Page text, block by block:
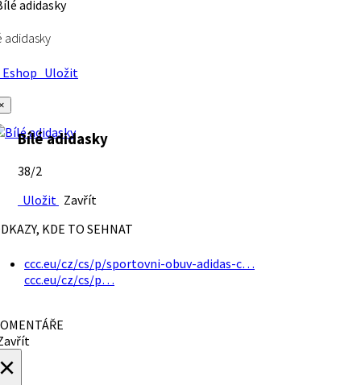
adidasky
Uložit
Bílé adidasky
38/2
Uložit Zavřít
KDE TO SEHNAT
ccc.eu/cz/cs/p/sportovni-obuv-adidas-c…
ccc.eu/cz/cs/p…